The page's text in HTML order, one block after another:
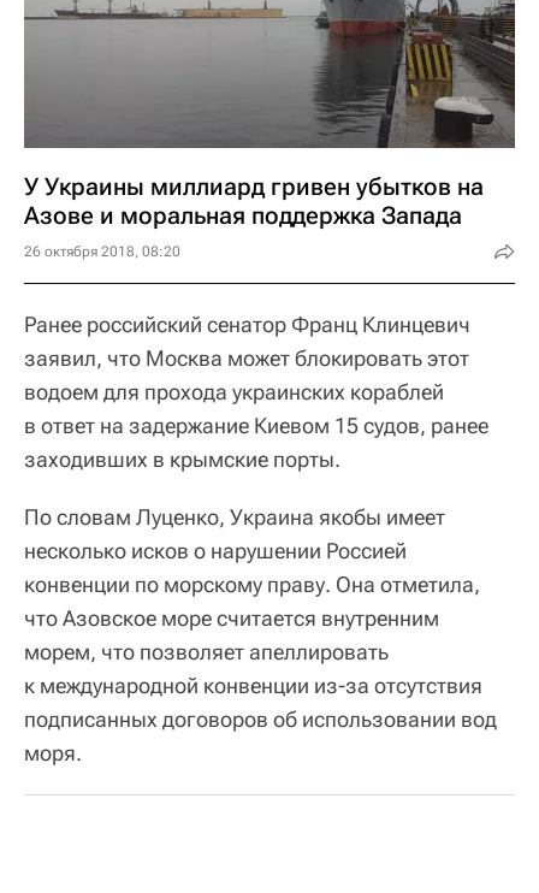
У Украины миллиард гривен убытков на
Азове и моральная поддержка Запада
26 октября 2018, 08:20
Ранее российский сенатор Франц Клинцевич
заявил, что Москва может блокировать этот
водоем для прохода украинских кораблей
в ответ на задержание Киевом 15 судов, ранее
заходивших в крымские порты.
По словам Луценко, Украина якобы имеет
несколько исков о нарушении Россией
конвенции по морскому праву. Она отметила,
что Азовское море считается внутренним
морем, что позволяет апеллировать
к международной конвенции из-за отсутствия
подписанных договоров об использовании вод
моря.